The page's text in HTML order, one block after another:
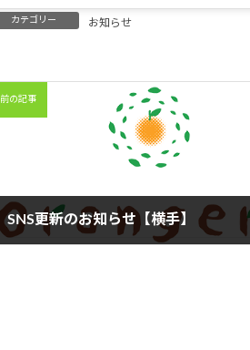
カテゴリー お知らせ
前の記事
SNS更新のお知らせ【横手】